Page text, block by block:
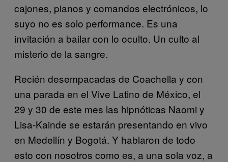
cajones, pianos y comandos electrónicos, lo
suyo no es solo performance. Es una
invitación a bailar con lo oculto. Un culto al
misterio de la sangre.
Recién desempacadas de Coachella y con
una parada en el Vive Latino de México, el
29 y 30 de este mes las hipnóticas Naomi y
Lisa-Kainde se estarán presentando en vivo
en Medellín y Bogotá. Y hablaron de todo
esto con nosotros como es, a una sola voz, a